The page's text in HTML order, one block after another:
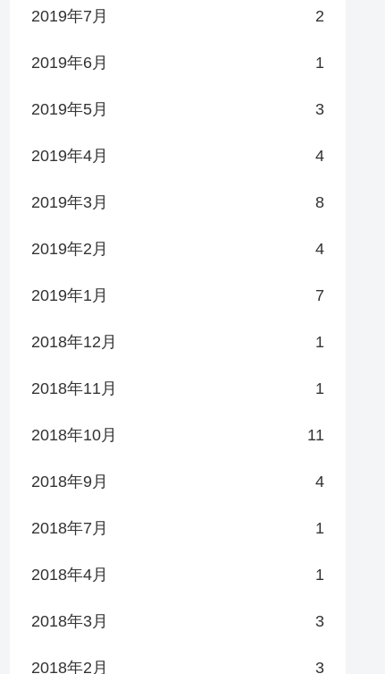
2019年7月 2
2019年6月 1
2019年5月 3
2019年4月 4
2019年3月 8
2019年2月 4
2019年1月 7
2018年12月 1
2018年11月 1
2018年10月 11
2018年9月 4
2018年7月 1
2018年4月 1
2018年3月 3
2018年2月 3